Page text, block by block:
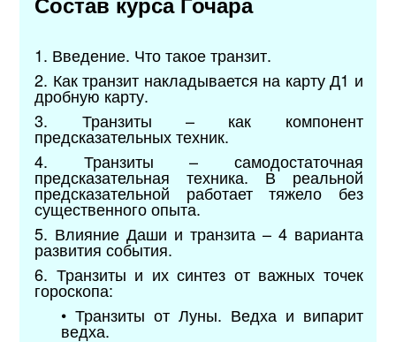
1. Введение. Что такое транзит.
2. Как транзит накладывается на карту Д1 и
дробную карту.
3. Транзиты – как компонент
предсказательных техник.
4. Транзиты – самодостаточная
предсказательная техника. В реальной
предсказательной работает тяжело без
существенного опыта.
5. Влияние Даши и транзита – 4 варианта
развития события.
6. Транзиты и их синтез от важных точек
гороскопа:
• Транзиты от Луны. Ведха и випарит
ведха.